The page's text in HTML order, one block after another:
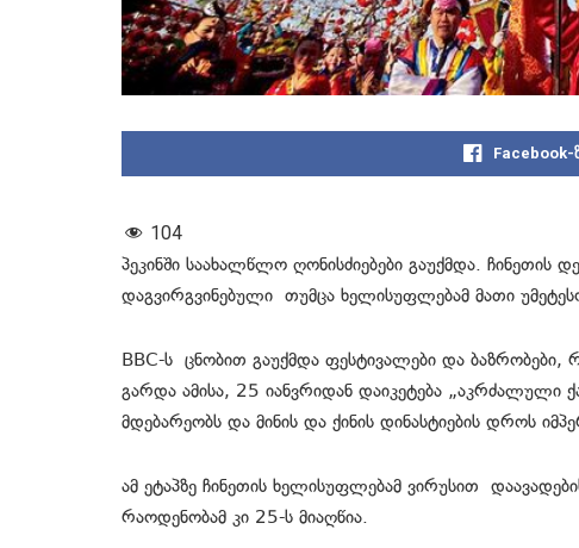
Facebook-
104
პეკინში საახალწლო ღონისძიებები გაუქმდა.
დაგვირგვინებული თუმცა ხელისუფლებამ მათი
BBC-ს ცნობით გაუქმდა ფესტივალები და
გარდა ამისა, 25 იანვრიდან დაიკეტება „აკრძალული
მდებარეობს და მინის და ქინის დინასტიების დროს
ამ ეტაპზე ჩინეთის ხელისუფლებამ ვირუსით
რაოდენობამ კი 25-ს მიაღწია.